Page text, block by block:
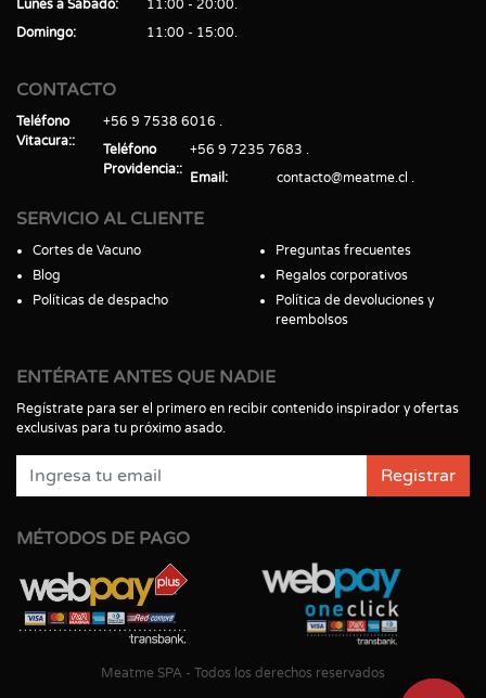
Lunes a Sábado
11:00 - 20:00
Domingo
11:00 - 15:00
CONTACTO
Teléfono
Vitacura:
+56 9 7538 6016
Teléfono
Providencia:
+56 9 7235 7683
Email
contacto@meatme.cl
SERVICIO AL CLIENTE
Cortes de Vacuno
Blog
Políticas de despacho
Preguntas frecuentes
Regalos corporativos
Política de devoluciones y
reembolsos
ENTÉRATE ANTES QUE NADIE
Regístrate para ser el primero en recibir contenido inspirador y ofertas
exclusivas para tu próximo asado.
Registrar
MÉTODOS DE PAGO
Meatme SPA - Todos los derechos reservados